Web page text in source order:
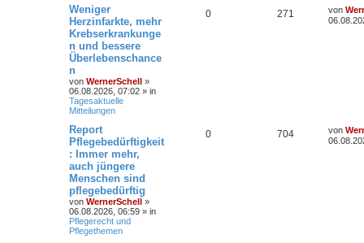
Weniger
Herzinfarkte, mehr
Krebserkrankunge
n und bessere
Überlebenschance
n
von WernerSchell »
06.08.2026, 07:02 » in
Tagesaktuelle
Mitteilungen
0 271 von
Report
Pflegebedürftigkeit
: Immer mehr,
auch jüngere
Menschen sind
pflegebedürftig
von WernerSchell »
06.08.2026, 06:59 » in
Pflegerecht und
Pflegethemen
0 704 von